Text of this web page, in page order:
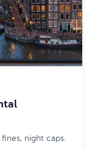
night caps.